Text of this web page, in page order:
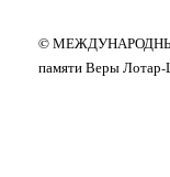
©
памяти Веры